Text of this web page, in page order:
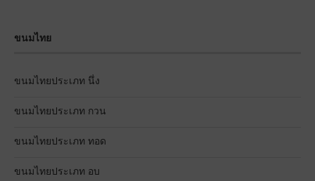
ขนมไทย
ขนมไทยประเภท นึ่ง
ขนมไทยประเภท กวน
ขนมไทยประเภท ทอด
ขนมไทยประเภท อบ